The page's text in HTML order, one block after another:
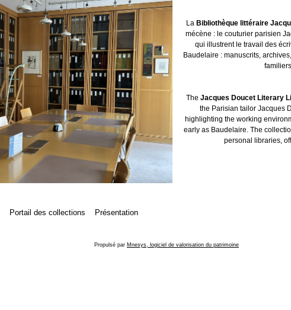
La Bibliothèque littéraire
mécène : le couturier parisien
qui illustrent le travail des
Baudelaire : manuscrits,
The Jacques Doucet Literary
the Parisian tailor Jacques
highlighting the working
early as Baudelaire. The
personal libraries,
Portail des collections Présentation
Propulsé par Mnesys, logiciel de valorisation du patrimoine